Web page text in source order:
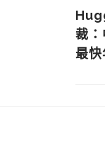
裁：
最快